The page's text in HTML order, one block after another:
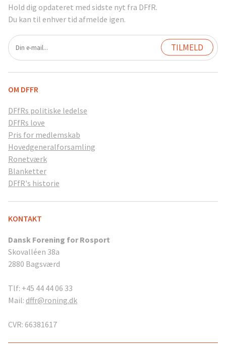
Hold dig opdateret med sidste nyt fra DFfR.
Du kan til enhver tid afmelde igen.
OM DFFR
DFfRs politiske ledelse
DFfRs love
Pris for medlemskab
Hovedgeneralforsamling
Ronetværk
Blanketter
DFfR's historie
KONTAKT
Dansk Forening for Rosport
Skovalléen 38a
2880 Bagsværd
Tlf: +45 44 44 06 33
Mail: dffr@roning.dk
CVR: 66381617